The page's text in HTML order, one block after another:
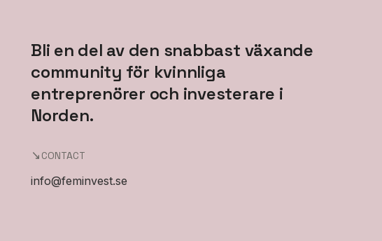
Bli en del av den snabbast växande
community för kvinnliga
entreprenörer och investerare i
Norden.
CONTACT
info@feminvest.se